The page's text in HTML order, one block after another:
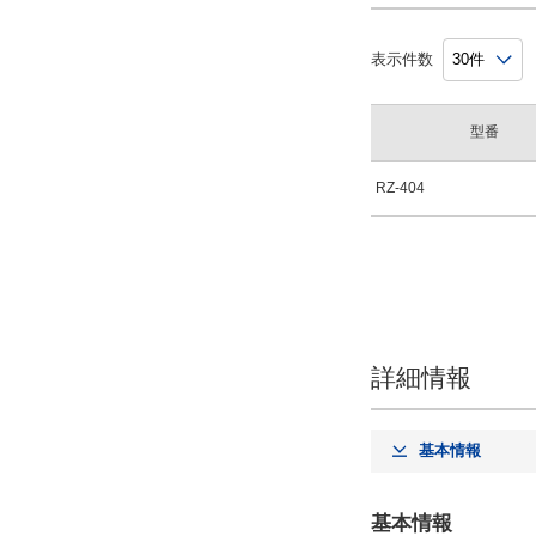
表示件数
型番
RZ-404
詳細情報
基本情報
基本情報